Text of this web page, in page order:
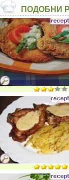
ПОДОБНИ